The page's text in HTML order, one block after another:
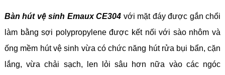
Bàn hút vệ sinh Emaux CE304 với mặt đáy được gắn chổi
làm bằng sợi polypropylene được kết nối với sào nhôm và
ống mềm hút vệ sinh vừa có chức năng hút rửa bụi bẩn, cặn
lắng, vừa chải sạch, len lỏi sâu hơn nữa vào các ngóc